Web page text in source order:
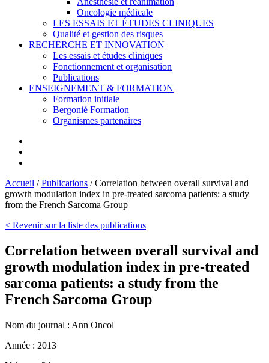
Oncologie médicale
LES ESSAIS ET ÉTUDES CLINIQUES
Qualité et gestion des risques
RECHERCHE ET INNOVATION
Les essais et études cliniques
Fonctionnement et organisation
Publications
ENSEIGNEMENT & FORMATION
Formation initiale
Bergonié Formation
Organismes partenaires
Accueil /Publications /Correlation between overall survival and
growth modulation index in pre-treated sarcoma patients: a study
from the French Sarcoma Group
< Revenir sur la liste des publications
Correlation between overall survival and
growth modulation index in pre-treated
sarcoma patients: a study from the
French Sarcoma Group
Nom du journal : Ann Oncol
Année : 2013